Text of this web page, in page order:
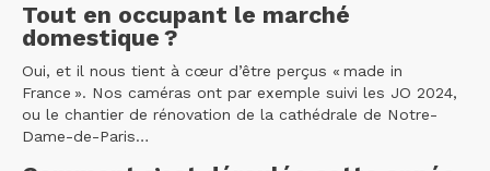
Tout en occupant le marché
domestique ?
Oui, et il nous tient à cœur d’être perçus « made in
France ». Nos caméras ont par exemple suivi les JO 2024,
ou le chantier de rénovation de la cathédrale de Notre-
Dame-de-Paris…